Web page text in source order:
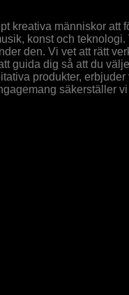
kreativa människor att
konst och teknologi.
den. Vi vet att rätt
guida dig så att du
produkter, erbjuder
säkerställer